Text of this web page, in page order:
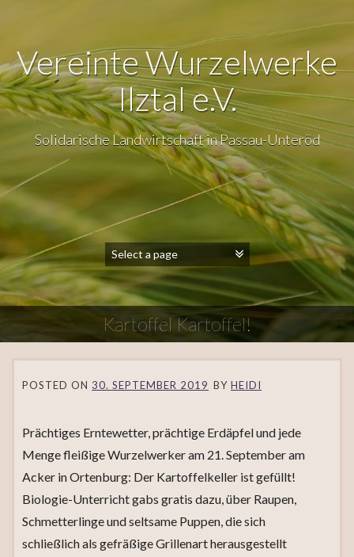
Vereinte Wurzelwerke
Ilztal e.V.
Solidarische Landwirtschaft in Passau-Unteröd
Kartoffel Kartoffel!
POSTED ON 30. SEPTEMBER 2019 BY HEIDI
Prächtiges Erntewetter, prächtige Erdäpfel und jede
Menge fleißige Wurzelwerker am 21. September am
Acker in Ortenburg: Der Kartoffelkeller ist gefüllt!
Biologie-Unterricht gabs gratis dazu, über Raupen,
Schmetterlinge und seltsame Puppen, die sich
schließlich als gefräßige Grillenart herausgestellt